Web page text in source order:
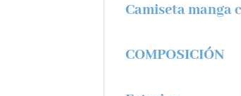
Camiseta manga
COMPOSICIÓN